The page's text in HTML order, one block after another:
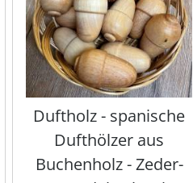
Duftholz - spanische
Dufthölzer aus
Buchenholz - Zeder-